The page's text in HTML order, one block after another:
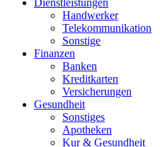
Dienstleistungen
Handwerker
Telekommunikation
Sonstige
Finanzen
Banken
Kreditkarten
Versicherungen
Gesundheit
Sonstiges
Apotheken
Kur & Gesundheit